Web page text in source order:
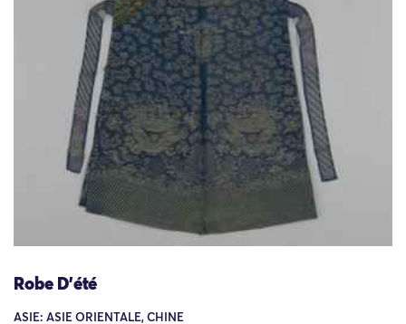
Robe D'été
ASIE: ASIE ORIENTALE, CHINE